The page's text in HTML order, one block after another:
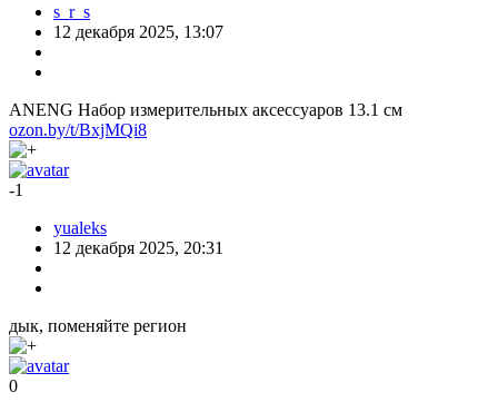
s_r_s
12 декабря 2025, 13:07
ANENG Набор измерительных аксессуаров 13.1 см
ozon.by/t/BxjMQi8
-1
yualeks
12 декабря 2025, 20:31
дык, поменяйте регион
0